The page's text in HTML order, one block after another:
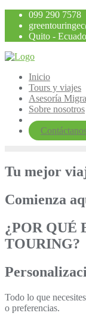
Saltar
contenido
099 290 7578
Quito -
Inicio
Tours y viajes
Asesoría
Sobre nosotros
Tu mejor
Comienza
¿POR QUÉ
TOURING?
Todo lo que
o preferencias.